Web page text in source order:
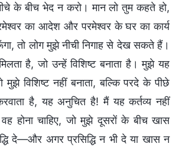
के बीच भेद न करो। मान लो तुम कहते हो,
का आदेश और परमेश्वर के घर का कार्य
तो लोग मुझे नीची निगाह से देख सकते हैं।
है, जो उन्हें विशिष्ट बनाता है। मुझे यह
मुझे विशिष्ट नहीं बनाता, बल्कि परदे के पीछे
है, यह अनुचित है! मैं यह कर्तव्य नहीं
होना चाहिए, जो मुझे दूसरों के बीच खास
दे—और अगर प्रसिद्धि न भी दे या खास न